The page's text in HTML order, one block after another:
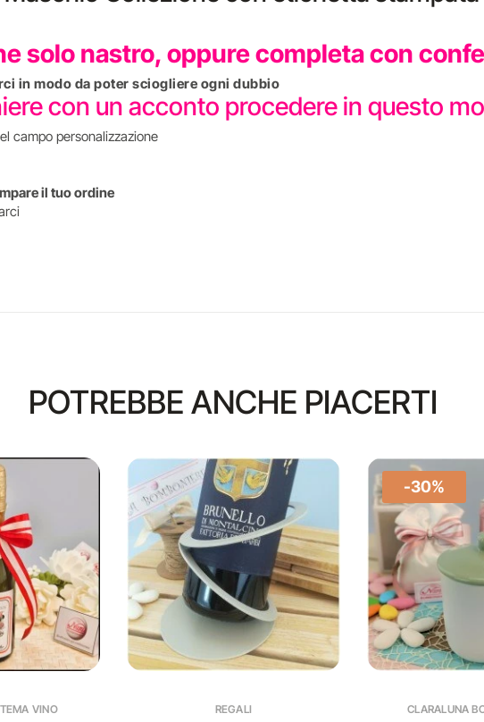
solo nastro, oppure completa con
in modo da poter sciogliere ogni dubbio
con un acconto procedere in questo
campo personalizzazione
il tuo ordine
POTREBBE ANCHE PIACERTI
VINO REGALI
-30%
CLARALUNA